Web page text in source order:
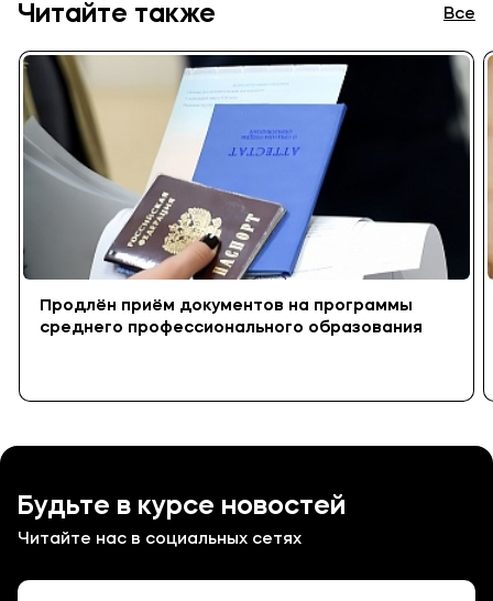
Читайте также Все
Продлён приём документов на программы
среднего профессионального образования
Будьте в курсе новостей
Читайте нас в социальных сетях